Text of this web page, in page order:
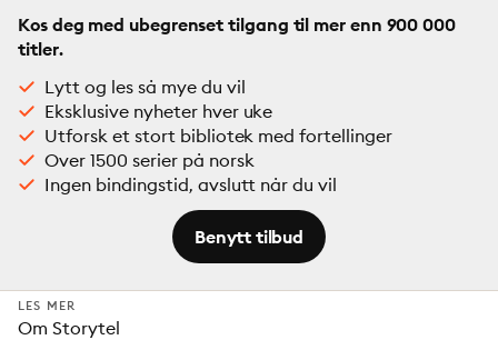
Kos deg med ubegrenset tilgang til mer enn 900 000
titler.
Lytt og les så mye du vil
Eksklusive nyheter hver uke
Utforsk et stort bibliotek med fortellinger
Over 1500 serier på norsk
Ingen bindingstid, avslutt når du vil
Benytt tilbud
LES MER
Om Storytel